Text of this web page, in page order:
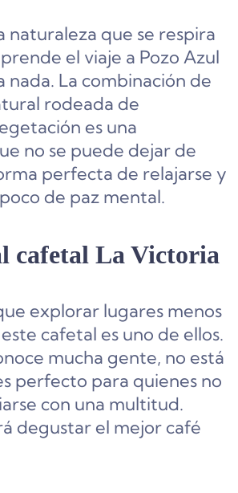
naturaleza que se respira
el viaje a Pozo Azul
nada. La combinación de
rodeada de
es una
no se puede dejar de
perfecta de relajarse y
de paz mental.
cafetal La Victoria
explorar lugares menos
cafetal es uno de ellos.
mucha gente, no está
perfecto para quienes no
con una multitud.
degustar el mejor café